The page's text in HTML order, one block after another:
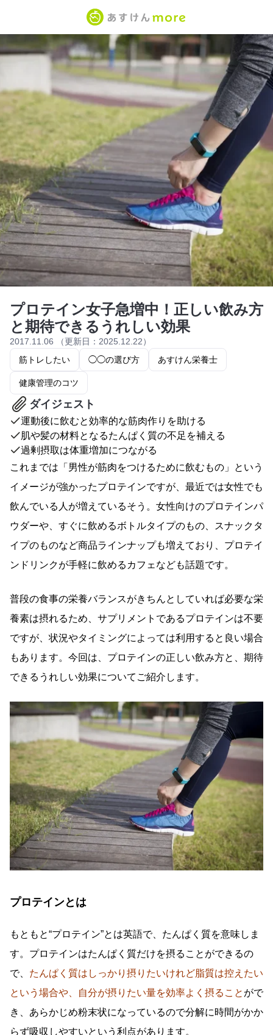
プロテイン女子急増中！正しい飲み方
と期待できるうれしい効果
2017.11.06 （更新日：2025.12.22）
筋トレしたい
◯◯の選び方 あすけん栄養士
健康管理のコツ
ダイジェスト
運動後に飲むと効率的な筋肉作りを助ける
肌や髪の材料となるたんぱく質の不足を補える
過剰摂取は体重増加につながる
これまでは「男性が筋肉をつけるために飲むもの」という
イメージが強かったプロテインですが、最近では女性でも
飲んでいる人が増えているそう。女性向けのプロテインパ
ウダーや、すぐに飲めるボトルタイプのもの、スナックタ
イプのものなど商品ラインナップも増えており、プロテイ
ンドリンクが手軽に飲めるカフェなども話題です。
普段の食事の栄養バランスがきちんとしていれば必要な栄
養素は摂れるため、サプリメントであるプロテインは不要
ですが、状況やタイミングによっては利用すると良い場合
もあります。今回は、プロテインの正しい飲み方と、期待
できるうれしい効果についてご紹介します。
プロテインとは
もともと“プロテイン”とは英語で、たんぱく質を意味しま
す。プロテインはたんぱく質だけを摂ることができるの
で、 たんぱく質はしっかり摂りたいけれど脂質は控えたい
という場合や、自分が摂りたい量を効率よく摂ること がで
き、あらかじめ粉末状になっているので分解に時間がかか
らず吸収しやすいという利点があります。